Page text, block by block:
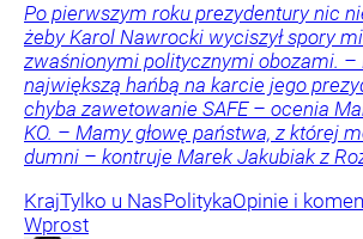
Po pierwszym roku prezydentury nic
żeby Karol Nawrocki wyciszył spory
zwaśnionymi politycznymi obozami. –
największą hańbą na karcie jego
chyba zawetowanie SAFE – ocenia
KO. – Mamy głowę państwa, z której
dumni – kontruje Marek Jakubiak z
KrajTylko u NasPolitykaOpinie i
Wprost